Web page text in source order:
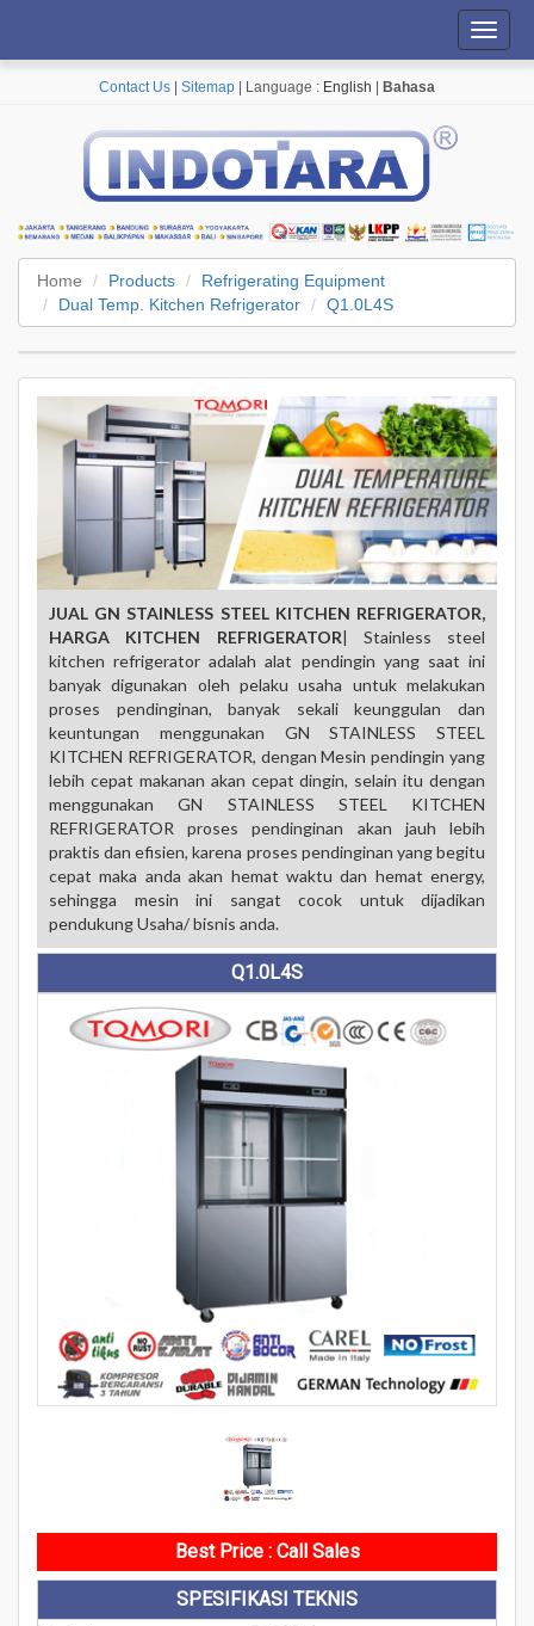
Contact Us Sitemap | Language : English Bahasa
Home Products
Refrigerating Equipment
Dual Temp. Kitchen Refrigerator
Q1.0L4S
JUAL GN STAINLESS STEEL KITCHEN REFRIGERATOR,
HARGA KITCHEN REFRIGERATOR| Stainless steel
kitchen refrigerator adalah alat pendingin yang saat ini
banyak digunakan oleh pelaku usaha untuk melakukan
proses pendinginan, banyak sekali keunggulan dan
keuntungan menggunakan GN STAINLESS STEEL
KITCHEN REFRIGERATOR, dengan Mesin pendingin yang
lebih cepat makanan akan cepat dingin, selain itu dengan
menggunakan GN STAINLESS STEEL KITCHEN
REFRIGERATOR proses pendinginan akan jauh lebih
praktis dan efisien, karena proses pendinginan yang begitu
cepat maka anda akan hemat waktu dan hemat energy,
sehingga mesin ini sangat cocok untuk dijadikan
pendukung Usaha/ bisnis anda.
Q1.0L4S
Best Price : Call Sales
SPESIFIKASI TEKNIS